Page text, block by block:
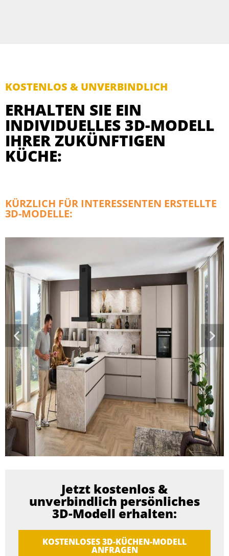
KOSTENLOS & UNVERBINDLICH
ERHALTEN SIE EIN
INDIVIDUELLES 3D-MODELL
IHRER ZUKÜNFTIGEN
KÜCHE:
KÜRZLICH FÜR INTERESSENTEN ERSTELLTE
3D-MODELLE:
Jetzt kostenlos &
unverbindlich persönliches
3D-Modell erhalten:
KOSTENLOSES 3D-KÜCHEN-MODELL
ANFRAGEN